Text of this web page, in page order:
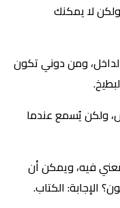
لا يمكنك
ومن دوني تكون
ولكن يُسمع عندما
فيه، ويمكن أن
الإجابة: الكتاب.